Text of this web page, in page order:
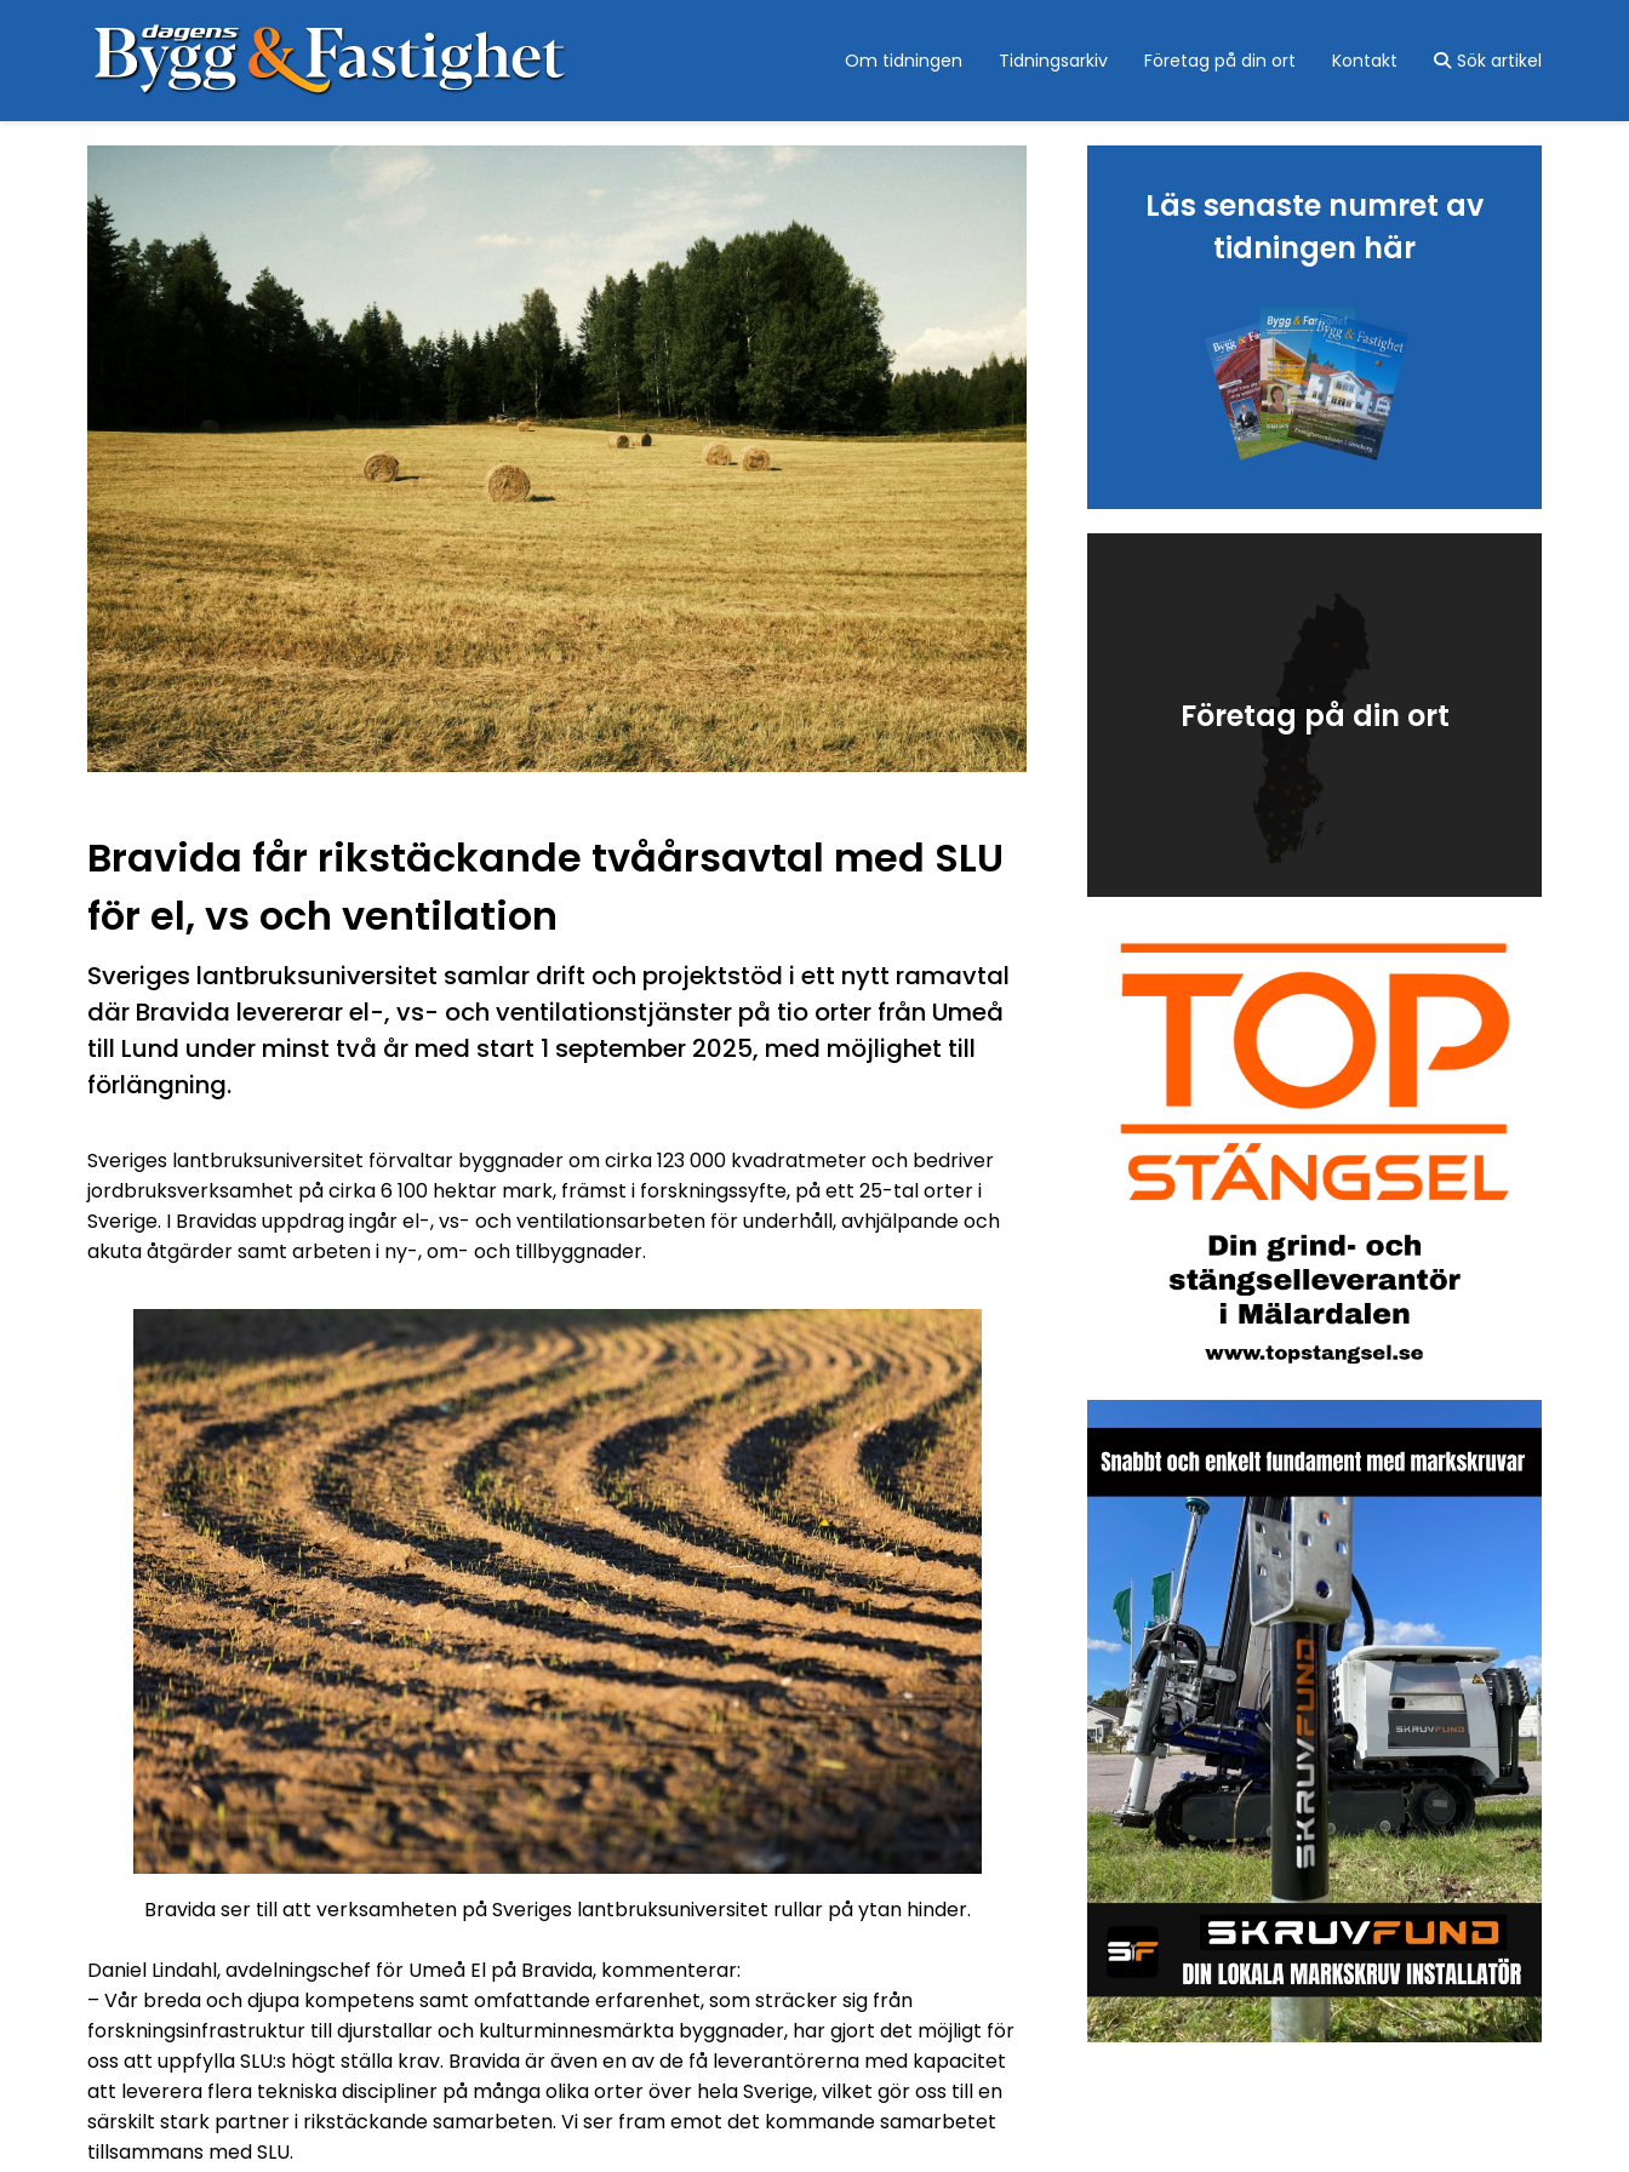
Om tidningen Tidningsarkiv Företag på din ort Kontakt Sök artikel
Bravida får rikstäckande tvåårsavtal med SLU
för el, vs och ventilation​
Sveriges lantbruksuniversitet samlar drift och projektstöd i ett nytt ramavtal
där Bravida levererar el-, vs- och ventilations­tjänster på tio orter från Umeå
till Lund under minst två år med start 1 september 2025, med möjlighet till
förlängning.
Sveriges lantbruksuniversitet förvaltar byggnader om cirka 123 000 kvadratmeter och bedriver
jordbruksverksamhet på cirka 6 100 hektar mark, främst i forskningssyfte, på ett 25-tal orter i
Sverige. I Bravidas uppdrag ingår el-, vs- och ventilationsarbeten för underhåll, avhjälpande och
akuta åtgärder samt arbeten i ny-, om- och tillbyggnader.
Bravida ser till att verksamheten på Sveriges lantbruksuniversitet rullar på ytan hinder.
Daniel Lindahl, avdelningschef för Umeå El på Bravida, kommenterar:
– Vår breda och djupa kompetens samt omfattande erfarenhet, som sträcker sig från
forskningsinfrastruktur till djurstallar och kulturminnesmärkta byggnader, har gjort det möjligt för
oss att uppfylla SLU:s högt ställa krav. Bravida är även en av de få leverantörerna med kapacitet
att leverera flera tekniska discipliner på många olika orter över hela Sverige, vilket gör oss till en
särskilt stark partner i rikstäckande samarbeten. Vi ser fram emot det kommande samarbetet
tillsammans med SLU.
Läs senaste numret av
tidningen här
Företag på din ort